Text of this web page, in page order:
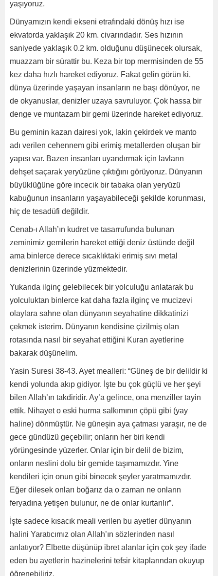
yaşıyoruz.
Dünyamızın kendi ekseni etrafındaki dönüş hızı ise
ekvatorda yaklaşık 20 km. civarındadır. Ses hızının
saniyede yaklaşık 0.2 km. olduğunu düşünecek olursak,
muazzam bir sürattir bu. Keza bir top mermisinden de 55
kez daha hızlı hareket ediyoruz. Fakat gelin görün ki,
dünya üzerinde yaşayan insanların ne başı dönüyor, ne
de okyanuslar, denizler uzaya savruluyor. Çok hassa bir
denge ve muntazam bir gemi üzerinde hareket ediyoruz.
Bu geminin kazan dairesi yok, lakin çekirdek ve manto
adı verilen cehennem gibi erimiş metallerden oluşan bir
yapısı var. Bazen insanları uyandırmak için lavların
dehşet saçarak yeryüzüne çıktığını görüyoruz. Dünyanın
büyüklüğüne göre incecik bir tabaka olan yeryüzü
kabuğunun insanların yaşayabileceği şekilde korunması,
hiç de tesadüfi değildir.
Cenab-ı Allah’ın kudret ve tasarrufunda bulunan
zeminimiz gemilerin hareket ettiği deniz üstünde değil
ama binlerce derece sıcaklıktaki erimiş sıvı metal
denizlerinin üzerinde yüzmektedir.
Yukarıda ilginç gelebilecek bir yolculuğu anlatarak bu
yolculuktan binlerce kat daha fazla ilginç ve mucizevi
olaylara sahne olan dünyanın seyahatine dikkatinizi
çekmek isterim. Dünyanın kendisine çizilmiş olan
rotasında nasıl bir seyahat ettiğini Kuran ayetlerine
bakarak düşünelim.
Yasin Suresi 38-43. Ayet mealleri: “Güneş de bir delildir ki
kendi yolunda akıp gidiyor. İşte bu çok güçlü ve her şeyi
bilen Allah’ın takdiridir. Ay’a gelince, ona menziller tayin
ettik. Nihayet o eski hurma salkımının çöpü gibi (yay
haline) dönmüştür. Ne güneşin aya çatması yaraşır, ne de
gece gündüzü geçebilir; onların her biri kendi
yörüngesinde yüzerler. Onlar için bir delil de bizim,
onların neslini dolu bir gemide taşımamızdır. Yine
kendileri için onun gibi binecek şeyler yaratmamızdır.
Eğer dilesek onları boğarız da o zaman ne onların
feryadına yetişen bulunur, ne de onlar kurtarılır”.
İşte sadece kısacık meali verilen bu ayetler dünyanın
halini Yaratıcımız olan Allah’ın sözlerinden nasıl
anlatıyor? Elbette düşünüp ibret alanlar için çok şey ifade
eden bu ayetlerin hazinelerini tefsir kitaplarından okuyup
öğrenebiliriz.